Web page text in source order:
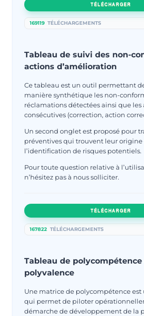
TÉLÉCHARGER
169119 TÉLÉCHARGEMENTS
Tableau de suivi des non-
actions d’amélioration
Ce tableau est un outil permettant
manière synthétique les non-
réclamations détectées ainsi que les
consécutives (correction, action
Un second onglet est proposé pour
préventives qui trouvent leur origine
l’identification de risques potentiels.
Pour toute question relative à
n’hésitez pas à nous solliciter.
TÉLÉCHARGER
167822 TÉLÉCHARGEMENTS
Tableau de
polyvalence
Une matrice de polycompétence est
qui permet de piloter
démarche de développement de la